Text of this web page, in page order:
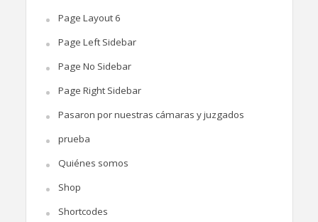
Page Layout 6
Page Left Sidebar
Page No Sidebar
Page Right Sidebar
Pasaron por nuestras cámaras y juzgados
prueba
Quiénes somos
Shop
Shortcodes